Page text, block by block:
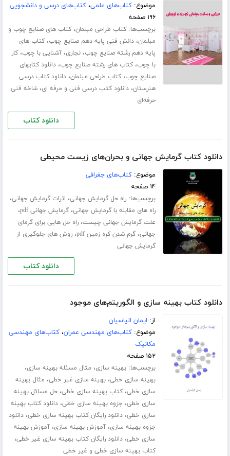
موضوع:کتاب‌های علمی،کتاب‌های درسی و دانشجویی
۱۹۶ صفحه
برچسب‌ها:کتاب طراحی مبلمان،کتاب های صنایع چوب و
مبلمان،دانش فنی پایه دهم صنایع چوب،کتاب های
پایه دهم رشته صنایع چوب،نجاری،آشنایی با چوب،کار
با چوب،کتاب های رشته صنایع چوب،دانلود کتابهای
صنایع چوب،کتاب طراحی مبلمان،دانلود کتاب درسی
هنرستان،دانلود کتب درسی فنی و حرفه ای،شاخه فنی
حرفه‌ای
دانلود کتاب
دانلود کتاب گرمایش جهانی و بحران‌های زیست محیطی
موضوع:کتاب‌های جغرافی
۱۴ صفحه
برچسب‌ها:راه حل گرمایش جهانی، اثرات گرمایش جهانی،
راه های مقابله با گرمایش جهانی،گرمایش جهانی pdf ،
علت گرمایش جهانی چیست،راه حل هایی برای گرمای
جهانی،گرم شدن کره زمین pdf ،روش های جلوگیری از
گرمایش جهانی
دانلود کتاب
دانلود کتاب بهینه سازی و الگوریتم‌های موجود
از: ایمان الیاسیان
موضوع:کتاب‌های مهندسی عمران،کتاب‌های مهندسی
مکانیک
۱۵۲ صفحه
برچسب‌ها:بهینه سازی، مثال مسئله بهینه سازی،
بهینه سازی خطی،بهینه سازی غیر خطی، مثال بهینه
سازی خطی،کتاب بهینه سازی خطی،حل مسائل بهینه
سازی خطی، جزوه بهینه سازی خطی،دانلود کتاب بهینه
سازی خطی،دانلود رایگان کتاب بهینه سازی خطی،دانلود
جزوه بهینه سازی،آموزش بهینه سازی،آموزش بهینه
سازی خطی،دانلود رایگان کتاب بهینه سازی غیر خطی،
کتاب بهینه سازی خطی و غیر خطی